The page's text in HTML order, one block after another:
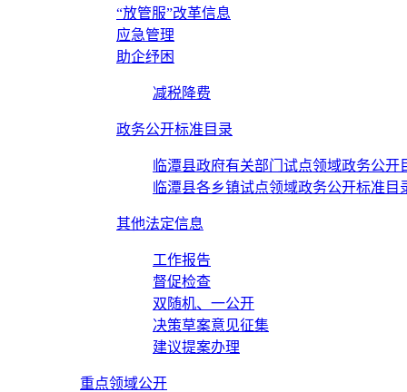
“放管服”改革信息
应急管理
助企纾困
减税降费
政务公开标准目录
临潭县政府有关部门试点领域政务公开
临潭县各乡镇试点领域政务公开标准目
其他法定信息
工作报告
督促检查
双随机、一公开
决策草案意见征集
建议提案办理
重点领域公开